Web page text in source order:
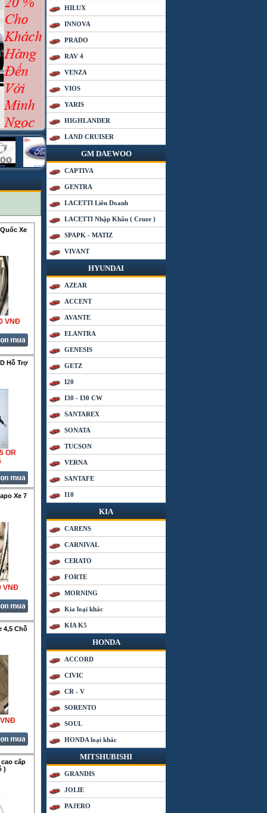
Xe
VNÐ
Hỗ Trợ
OR
Xe 7
VNÐ
4,5 Chỗ
cấp
)
HILUX
INNOVA
PRADO
RAV 4
VENZA
VIOS
YARIS
HIGHLANDER
LAND CRUISER
GM DAEWOO
CAPTIVA
GENTRA
LACETTI Liên Doanh
LACETTI Nhập Khẩu ( Cruze )
SPAPK - MATIZ
VIVANT
HYUNDAI
AZEAR
ACCENT
AVANTE
ELANTRA
GENESIS
GETZ
I20
I30 - I30 CW
SANTAREX
SONATA
TUCSON
VERNA
SANTAFE
I10
KIA
CARENS
CARNIVAL
CERATO
FORTE
MORNING
Kia loại khác
KIA K5
HONDA
ACCORD
CIVIC
CR - V
SORENTO
SOUL
HONDA loại khác
MITSHUBISHI
GRANDIS
JOLIE
PAJERO